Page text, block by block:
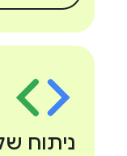
ניתוח